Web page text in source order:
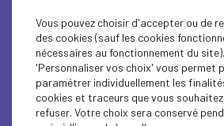
Vous pouvez choisir d'accepter ou de
des cookies (sauf les cookies
nécessaires au fonctionnement du
'Personnaliser vos choix' vous permet
paramétrer individuellement les
cookies et traceurs que vous
refuser. Votre choix sera conservé